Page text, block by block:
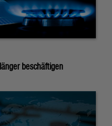
beschäftigen